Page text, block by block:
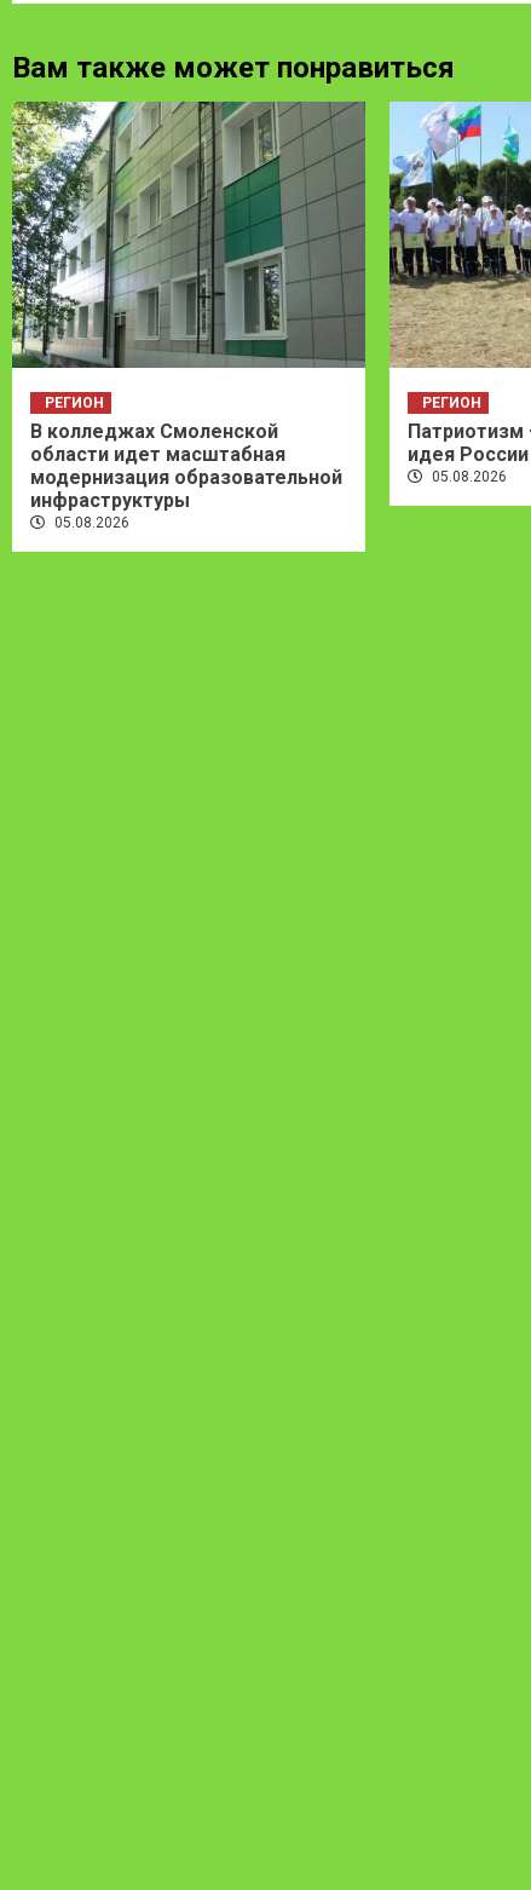
Вам также может понравиться
РЕГИОН
В колледжах Смоленской
области идет масштабная
модернизация образовательной
инфраструктуры
05.08.2026
РЕГИОН
Патриотизм
идея России
05.08.2026